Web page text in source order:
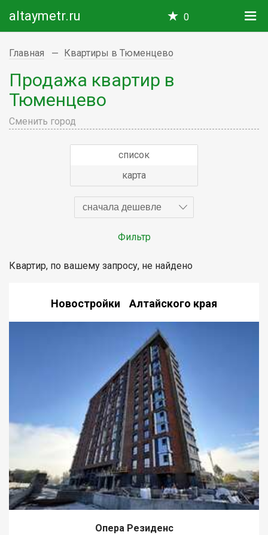
altaymetr.ru 0
Главная Квартиры в Тюменцево
Продажа квартир в
Тюменцево
Сменить город
список
карта
сначала дешевле
Фильтр
Квартир, по вашему запросу, не найдено
Новостройки Алтайского края
Опера Резиденс